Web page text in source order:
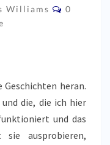
Williams
0
heran.
die, die ich hier
und das
ausprobieren,